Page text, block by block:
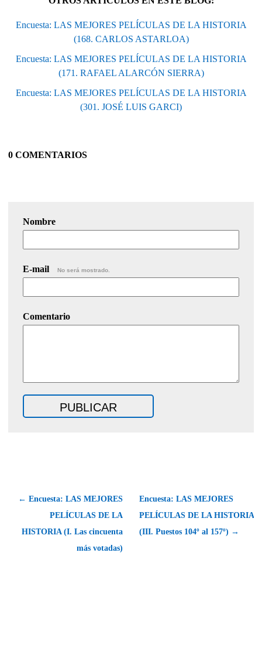
Encuesta: LAS MEJORES PELÍCULAS DE LA HISTORIA
(168. CARLOS ASTARLOA)
Encuesta: LAS MEJORES PELÍCULAS DE LA HISTORIA
(171. RAFAEL ALARCÓN SIERRA)
Encuesta: LAS MEJORES PELÍCULAS DE LA HISTORIA
(301. JOSÉ LUIS GARCI)
0 COMENTARIOS
Nombre
E-mail No será mostrado.
Comentario
← Encuesta: LAS MEJORES
PELÍCULAS DE LA
HISTORIA (I. Las cincuenta
más votadas)
Encuesta: LAS MEJORES
PELÍCULAS DE LA HISTORIA
(III. Puestos 104º al 157º) →